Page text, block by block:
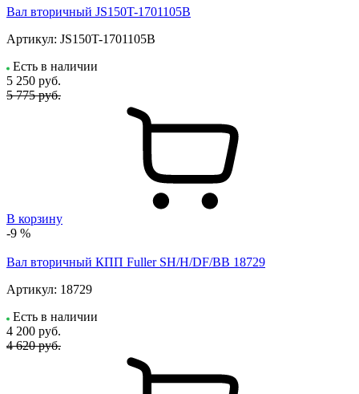
Вал вторичный JS150T-1701105B
Артикул: JS150T-1701105B
Есть в наличии
5 250 руб.
5 775 руб.
В корзину
-9 %
Вал вторичный КПП Fuller SH/H/DF/BB 18729
Артикул: 18729
Есть в наличии
4 200 руб.
4 620 руб.